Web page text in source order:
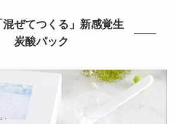
混ぜてつくる」新感覚生
炭酸パック